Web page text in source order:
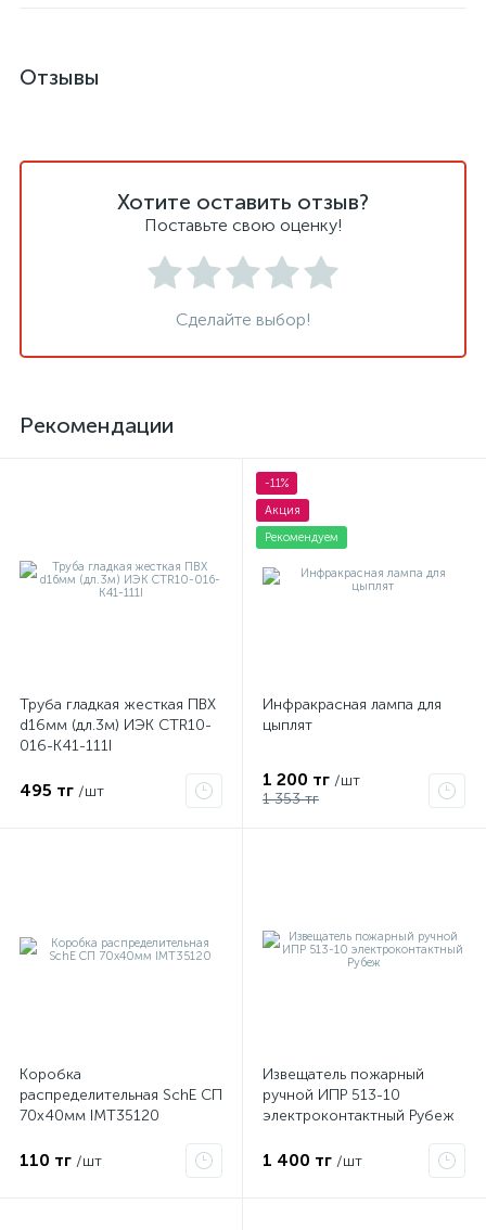
Отзывы
Хотите оставить отзыв?
Поставьте свою оценку!
Сделайте выбор!
Рекомендации
Труба гладкая жесткая ПВХ
d16мм (дл.3м) ИЭК CTR10-
016-K41-111I
495 тг /шт
-11%
Акция
Рекомендуем
Инфракрасная лампа для
цыплят
1 200 тг /шт
1 353 тг
Коробка
распределительная SchE СП
70х40мм IMT35120
110 тг /шт
Извещатель пожарный
ручной ИПР 513-10
электроконтактный Рубеж
1 400 тг /шт